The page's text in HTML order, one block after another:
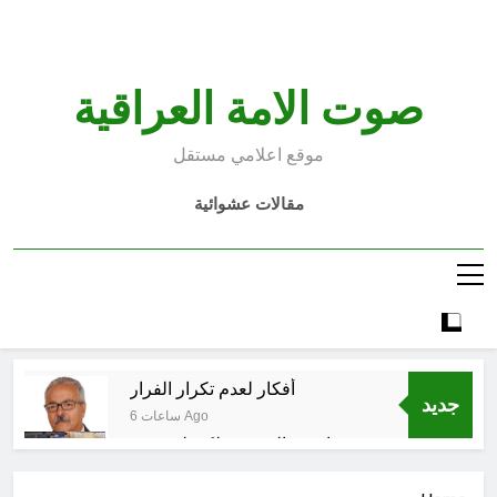
صوت الامة العراقية
موقع اعلامي مستقل
مقالات عشوائية
جديد
أفكار لعدم تكرار الفرار
6 ساعات Ago
انتهت الحرب… لكن لم ينتهي